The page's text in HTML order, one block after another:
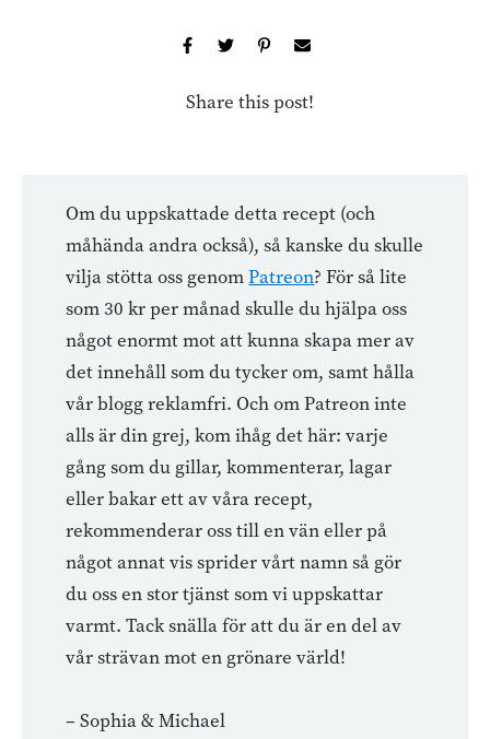
Share this post!
Om du uppskattade detta recept (och
måhända andra också), så kanske du skulle
vilja stötta oss genomPatreon? För så lite
som 30 kr per månad skulle du hjälpa oss
något enormt mot att kunna skapa mer av
det innehåll som du tycker om, samt hålla
vår blogg reklamfri. Och om Patreon inte
alls är din grej, kom ihåg det här: varje
gång som du gillar, kommenterar, lagar
eller bakar ett av våra recept,
rekommenderar oss till en vän eller på
något annat vis sprider vårt namn så gör
du oss en stor tjänst som vi uppskattar
varmt. Tack snälla för att du är en del av
vår strävan mot en grönare värld!
– Sophia & Michael